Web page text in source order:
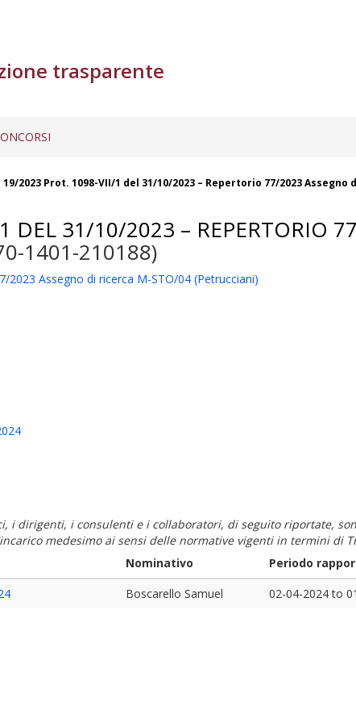
trasparente
19/2023 Prot. 1098-VII/1 del 31/10/2023 – Repertorio 77/2023
31/10/2023 – REPERTORIO
1401-210188)
Assegno di ricerca M-STO/04 (Petrucciani)
dirigenti, i consulenti e i collaboratori, di seguito riportate,
medesimo ai sensi delle normative vigenti in termini di
Nominativo Periodo
Boscarello Samuel 02-04-2024to